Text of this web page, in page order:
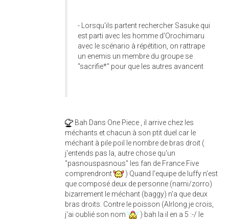
- Lorsqu'ils partent rechercher Sasuke qui
est parti avec les homme d'Orochimaru
avec le scénario à répétition, on rattrape
un enemis un membre du groupe se
"sacrifie*" pour que les autres avancent
Bah Dans One Piece , il arrive chez les
méchants et chacun à son ptit duel car le
méchant à pile poil le nombre de bras droit (
j'entends pas la, autre chose qu'un
"pasnouspasnous" les fan de France Five
comprendront
) Quand l'equipe de luffy n'est
que composé deux de personne (nami/zorro)
bizarrement le méchant (baggy) n'a que deux
bras droits. Contre le poisson (Alrlong je crois,
j'ai oublié son nom
) bah la il en a 5 :-/ le